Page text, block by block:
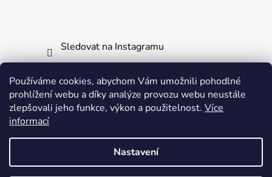
Používáme cookies, abychom Vám umožnili pohodlné
prohlížení webu a díky analýze provozu webu neustále
zlepšovali jeho funkce, výkon a použitelnost. Více
informací
Nastavení
Sledovat na Instagramu
Informace pro vás
Obchodní podmínky